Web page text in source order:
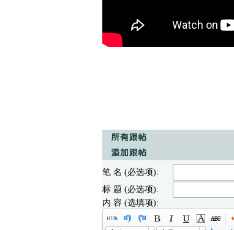
笔 名 (必选项):
标 题 (必选项):
内 容 (选填项):